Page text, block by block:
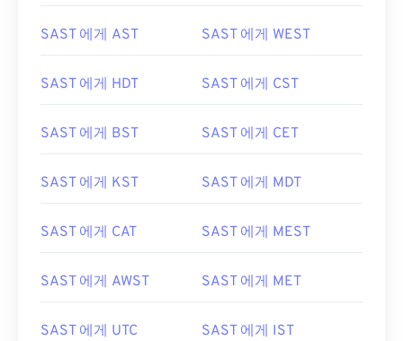
SAST 에게 AST SAST 에게 WEST
SAST 에게 HDT SAST 에게 CST
SAST 에게 BST SAST 에게 CET
SAST 에게 KST SAST 에게 MDT
SAST 에게 CAT SAST 에게 MEST
SAST 에게 AWST SAST 에게 MET
SAST 에게 UTC SAST 에게 IST